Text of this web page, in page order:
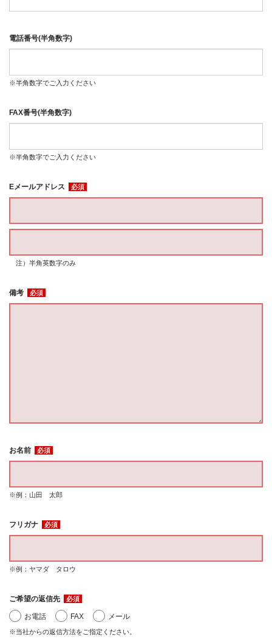
電話番号(半角数字)
※半角数字でご入力ください
FAX番号(半角数字)
※半角数字でご入力ください
Eメールアドレス 必須
注）半角英数字のみ
備考 必須
お名前 必須
※例：山田 太郎
フリガナ 必須
※例：ヤマダ タロウ
ご希望の返信先 必須
お電話 FAX メール
※当社からの返信方法をご指定ください。